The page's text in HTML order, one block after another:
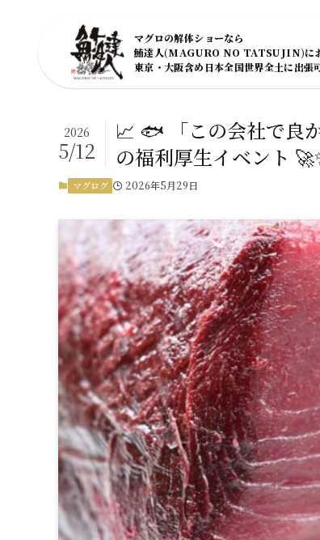
マグロの解体ショーなら
鮪達人(MAGURO NO TATSUJIN)にお
東京・大阪含め日本全国世界全土に出張
📈 🐟 「この会社で良
の福利厚生イベント
2026
5/12
マグログ 2026年5月29日